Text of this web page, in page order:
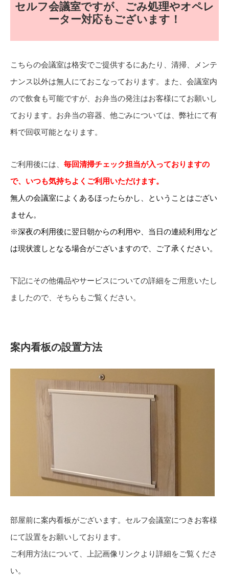
セルフ会議室ですが、ごみ処理やオペレ
ーター対応もございます！
こちらの会議室は格安でご提供するにあたり、清掃、メンテ
ナンス以外は無人にておこなっております。また、会議室内
ので飲食も可能ですが、お弁当の発注はお客様にてお願いし
ております。お弁当の容器、他ごみについては、弊社にて有
料で回収可能となります。
ご利用後には、 毎回清掃チェック担当が入っておりますの
で、いつも気持ちよくご利用いただけます。
無人の会議室によくあるほったらかし、ということはござい
ません。
※深夜の利用後に翌日朝からの利用や、当日の連続利用など
は現状渡しとなる場合がございますので、ご了承ください。
下記にその他備品やサービスについての詳細をご用意いたし
ましたので、そちらもご覧ください。
案内看板の設置方法
部屋前に案内看板がございます。セルフ会議室につきお客様
にて設置をお願いしております。
ご利用方法について、上記画像リンクより詳細をご覧くださ
い。